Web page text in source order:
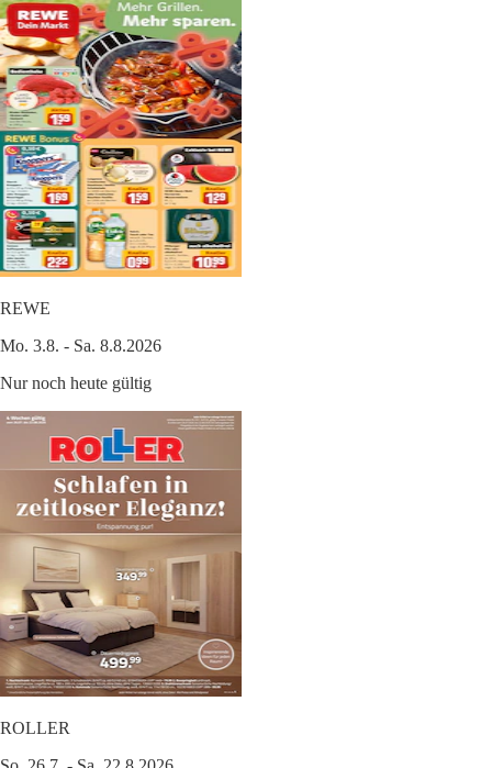
REWE
Mo. 3.8. - Sa. 8.8.2026
Nur noch heute gültig
ROLLER